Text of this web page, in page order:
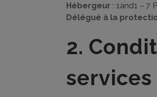
Hébergeur : 1and1 – 7
Délégué à la
2.